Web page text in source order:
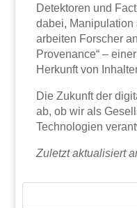
Detektoren und
dabei,
arbeiten Forscher
Provenance“ –
Herkunft von
Die Zukunft der
ab, ob wir als
Technologien
Zuletzt aktualisiert